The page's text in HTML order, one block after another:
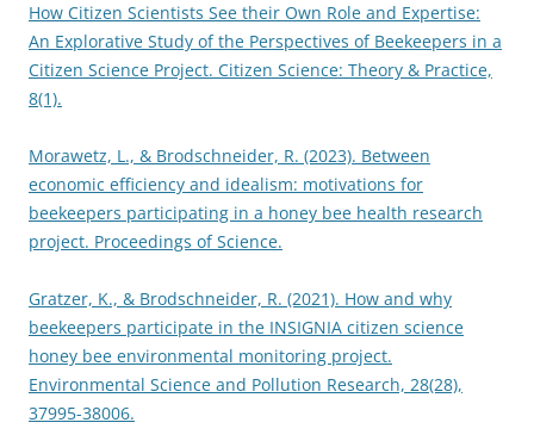
How Citizen Scientists See their Own Role and Expertise:
An Explorative Study of the Perspectives of Beekeepers in a
Citizen Science Project. Citizen Science: Theory & Practice,
8(1).
Morawetz, L., & Brodschneider, R. (2023). Between
economic efficiency and idealism: motivations for
beekeepers participating in a honey bee health research
project. Proceedings of Science.
Gratzer, K., & Brodschneider, R. (2021). How and why
beekeepers participate in the INSIGNIA citizen science
honey bee environmental monitoring project.
Environmental Science and Pollution Research, 28(28),
37995-38006.